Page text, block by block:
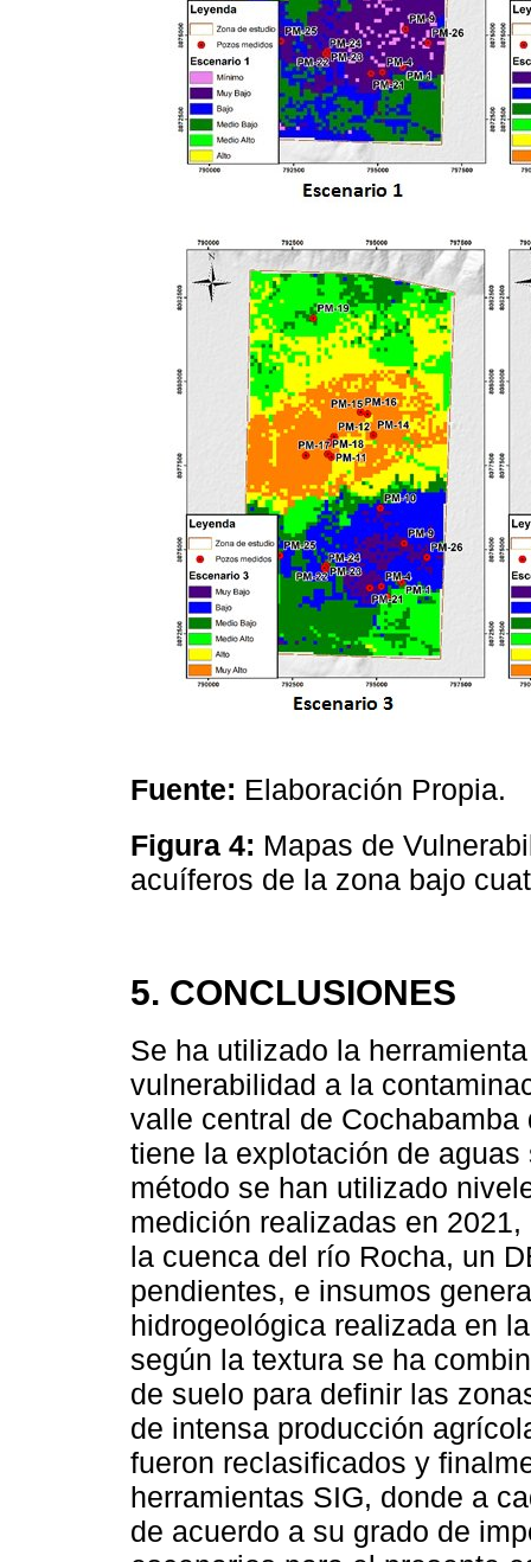
Fuente: Elaboración Propia.
Figura 4: Mapas de
acuíferos de la zona bajo
5. CONCLUSIONES
Se ha utilizado la
vulnerabilidad a la
valle central de
tiene la explotación de
método se han utilizado
medición realizadas en
la cuenca del río Rocha, un
pendientes, e insumos
hidrogeológica realizada en
según la textura se ha
de suelo para definir las
de intensa producción
fueron reclasificados y
herramientas SIG, donde a
de acuerdo a su grado de